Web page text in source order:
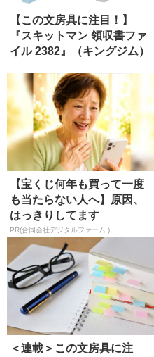
【この文房具に注目！】
『スキットマン 領収書ファ
イル 2382』（キングジム）
【宝くじ何年も買って一度
も当たらない人へ】原因、
はっきりしてます
PR(合同会社デジタルファーム )
＜連載＞この文房具に注